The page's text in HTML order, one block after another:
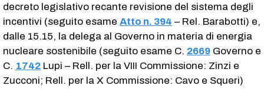
decreto legislativo recante revisione del sistema degli
incentivi (seguito esame Atto n. 394 – Rel. Barabotti) e,
dalle 15.15, la delega al Governo in materia di energia
nucleare sostenibile (seguito esame C. 2669 ​ Governo e
C. 1742 ​ Lupi – Rell. per la VIII Commissione: Zinzi e
Zucconi; Rell. per la X Commissione: Cavo e Squeri)